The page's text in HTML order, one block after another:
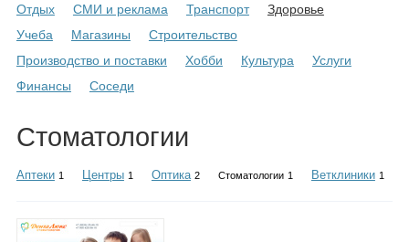
Объявления
Каталог
Отдых
СМИ и реклама Транспорт
Здоровье
Учеба
Магазины
Строительство
Производство и поставки
Хобби Культура
Услуги
Финансы
Соседи
Стоматологии
Аптеки 1 Центры 1 Оптика 2 Стоматологии 1 Ветклиники 1